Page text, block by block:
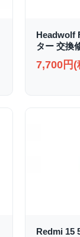
Headwolf
ター 交換
7,700円(
Redmi 15